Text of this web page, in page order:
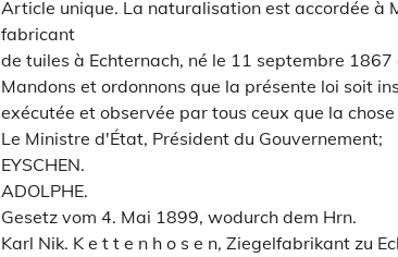
Article unique. La naturalisation est accordée à
fabricant
de tuiles à Echternach, né le 11 septembre 1867
Mandons et ordonnons que la présente loi soit
exécutée et observée par tous ceux que la chose
Le Ministre d'État, Président du Gouvernement;
EYSCHEN.
ADOLPHE.
Gesetz vom 4. Mai 1899, wodurch dem Hrn.
Karl Nik. K e t t e n h o s e n, Ziegelfabrikant zu